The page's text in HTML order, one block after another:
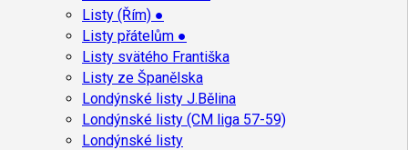
Listy (Řím) ●
Listy přátelům ●
Listy svätého Františka
Listy ze Španělska
Londýnské listy J.Bělina
Londýnské listy (CM liga 57-59)
Londýnské listy